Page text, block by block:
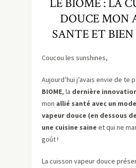
LE BIOME : LA
DOUCE MON
SANTE ET BIEN
Coucou les sunshines,
Aujourd’hui j’avais envie de te
BIOME, la dernière
mon allié santé avec un
vapeur douce (en dessous
une cuisine saine et qui ne
goût !
La cuisson vapeur douce